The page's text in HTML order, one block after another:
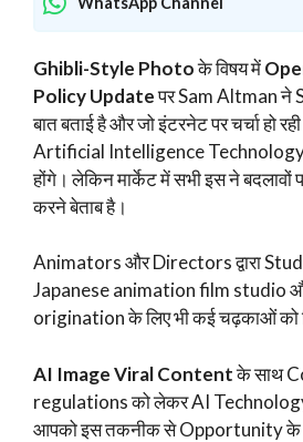
Ghibli-Style Photoके विषय में
Policy Updateपर Sam Altman ने
बात बताई है और जो इंटरनेट पर चर्चा हो
Artificial Intelligence
होंगे। लेकिन मार्केट में सभी इस ने
करने बेताब है।
Animators और Directors द्वारा
Japanese animation film studio
origination के लिए भी कई चढ़काओं को
AI Image Viral Contentके साथ
regulations को लेकर AI
आपको इस तकनीक से Opportunity के